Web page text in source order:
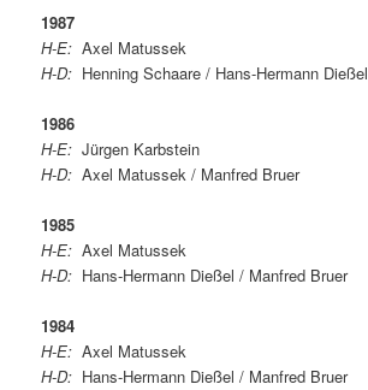
1987
H-E: Axel Matussek
H-D: Henning Schaare / Hans-Hermann Dießel
1986
H-E: Jürgen Karbstein
H-D: Axel Matussek / Manfred Bruer
1985
H-E: Axel Matussek
H-D: Hans-Hermann Dießel / Manfred Bruer
1984
H-E: Axel Matussek
H-D: Hans-Hermann Dießel / Manfred Bruer